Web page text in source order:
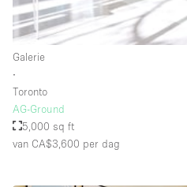
Straatniveau
Terrace
Toonbanken
Tuin
Galerie
∙
Toronto
AG-Ground
5,000 sq ft
van CA$3,600 per dag